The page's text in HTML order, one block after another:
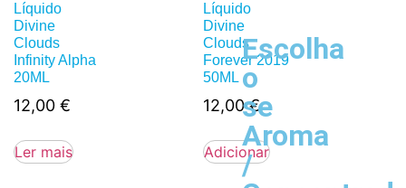
Escolha
o
se
Aroma
/
Líquido
Divine
Clouds
Infinity Alpha
20ML
12,00 €
Ler mais
Líquido
Divine
Clouds
Forever 2019
50ML
12,00€
Adicionar